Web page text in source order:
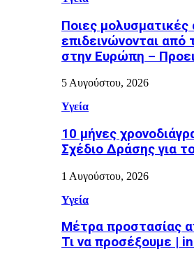
Ποιες μολυσματικές
επιδεινώνονται
στην Ευρώπη –
5 Αυγούστου, 2026
Υγεία
10 μήνες
Σχέδιο Δράσης για
1 Αυγούστου, 2026
Υγεία
Μέτρα προστασίας
Τι να προσέξουμε |